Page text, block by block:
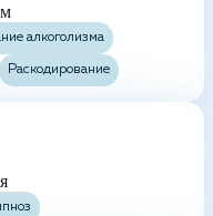
алкоголизма
Раскодирование